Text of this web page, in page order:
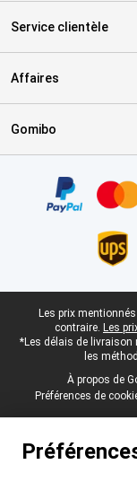
Service clientèle
Affaires
Gomibo
Pied-de-page légal
Les prix
contraire. Les
*Les délais de livraison
les
À propos de
Préférences de